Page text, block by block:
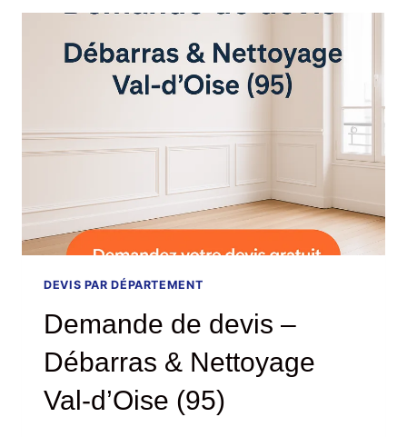
DEVIS PAR DÉPARTEMENT
Demande de devis –
Débarras & Nettoyage
Val-d’Oise (95)